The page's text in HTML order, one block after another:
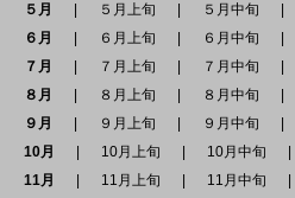
５月
５月上旬 ５月中旬
６月
６月上旬 ６月中旬
７月
７月上旬 ７月中旬
８月
８月上旬 ８月中旬
９月
９月上旬 ９月中旬
10月
10月上旬 10月中旬
11月
11月上旬 11月中旬